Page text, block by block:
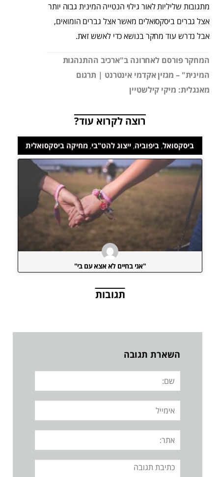
מתגובות שליליות לאור גילוי הנטייה המינית גבוה יותר
אצל גברים ביסקסואלים מאשר אצל גברים הומואים,
אבל נדרש עוד מחקר בנושא כדי לאשש זאת.
המחקר פורסם לאחרונה ב"ארכיב ההתנהגות
המינית" – מגזין אקדמי אינטרנט | תרגום
מאנגלית: מיקי קילשטיין
רוצה לקרוא עוד?
ביסקסואל,ביפוביה,ייצוג להט"בי,מחיקה ביסקסואלית
"אני בחיים לא אצא עם בי"
תגובות
השארת תגובה
שם:
אימייל
אתר:
תגובה